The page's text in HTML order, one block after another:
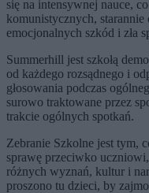
się na intensywnej nauce,
komunistycznych,
emocjonalnych szkód i zła
Summerhill jest szkołą
od każdego rozsądnego i
głosowania podczas
surowo traktowane przez
trakcie ogólnych spotkań.
Zebranie Szkolne jest tym,
sprawę przeciwko
różnych wyznań, kultur i
proszono tu dzieci, by